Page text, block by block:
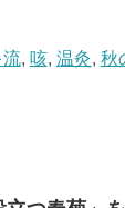
流, 咳, 温灸, 秋